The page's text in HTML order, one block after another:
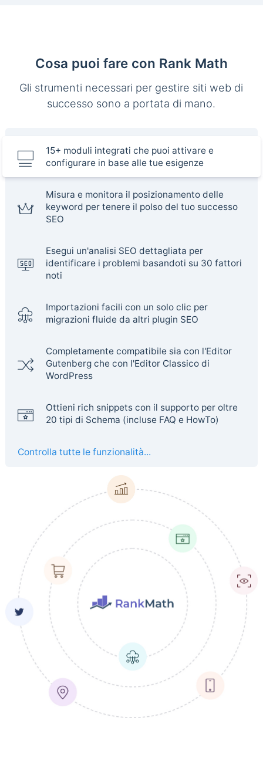
Cosa puoi fare con Rank Math
Gli strumenti necessari per gestire siti web di
successo sono a portata di mano.
15+ moduli integrati che puoi attivare e
configurare in base alle tue esigenze
Misura e monitora il posizionamento delle
keyword per tenere il polso del tuo successo
SEO
Esegui un'analisi SEO dettagliata per
identificare i problemi basandoti su 30 fattori
noti
Importazioni facili con un solo clic per
migrazioni fluide da altri plugin SEO
Completamente compatibile sia con l'Editor
Gutenberg che con l'Editor Classico di
WordPress
Ottieni rich snippets con il supporto per oltre
20 tipi di Schema (incluse FAQ e HowTo)
Controlla tutte le funzionalità...